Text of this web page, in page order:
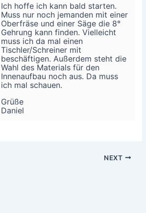
Ich hoffe ich kann bald starten.
Muss nur noch jemanden mit einer
Oberfräse und einer Säge die 8°
Gehrung kann finden. Vielleicht
muss ich da mal einen
Tischler/Schreiner mit
beschäftigen. Außerdem steht die
Wahl des Materials für den
Innenaufbau noch aus. Da muss
ich mal schauen.
Grüße
Daniel
NEXT